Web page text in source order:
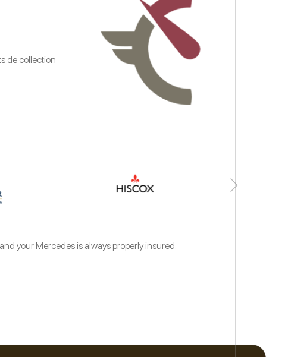
de collection
your Mercedes is always properly insured.